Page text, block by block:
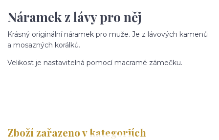
Náramek z lávy pro něj
Krásný originální náramek pro muže. Je z lávových kamenů
a mosazných korálků.
Velikost je nastavitelná pomocí macramé zámečku.
Zboží zařazeno v kategoriích